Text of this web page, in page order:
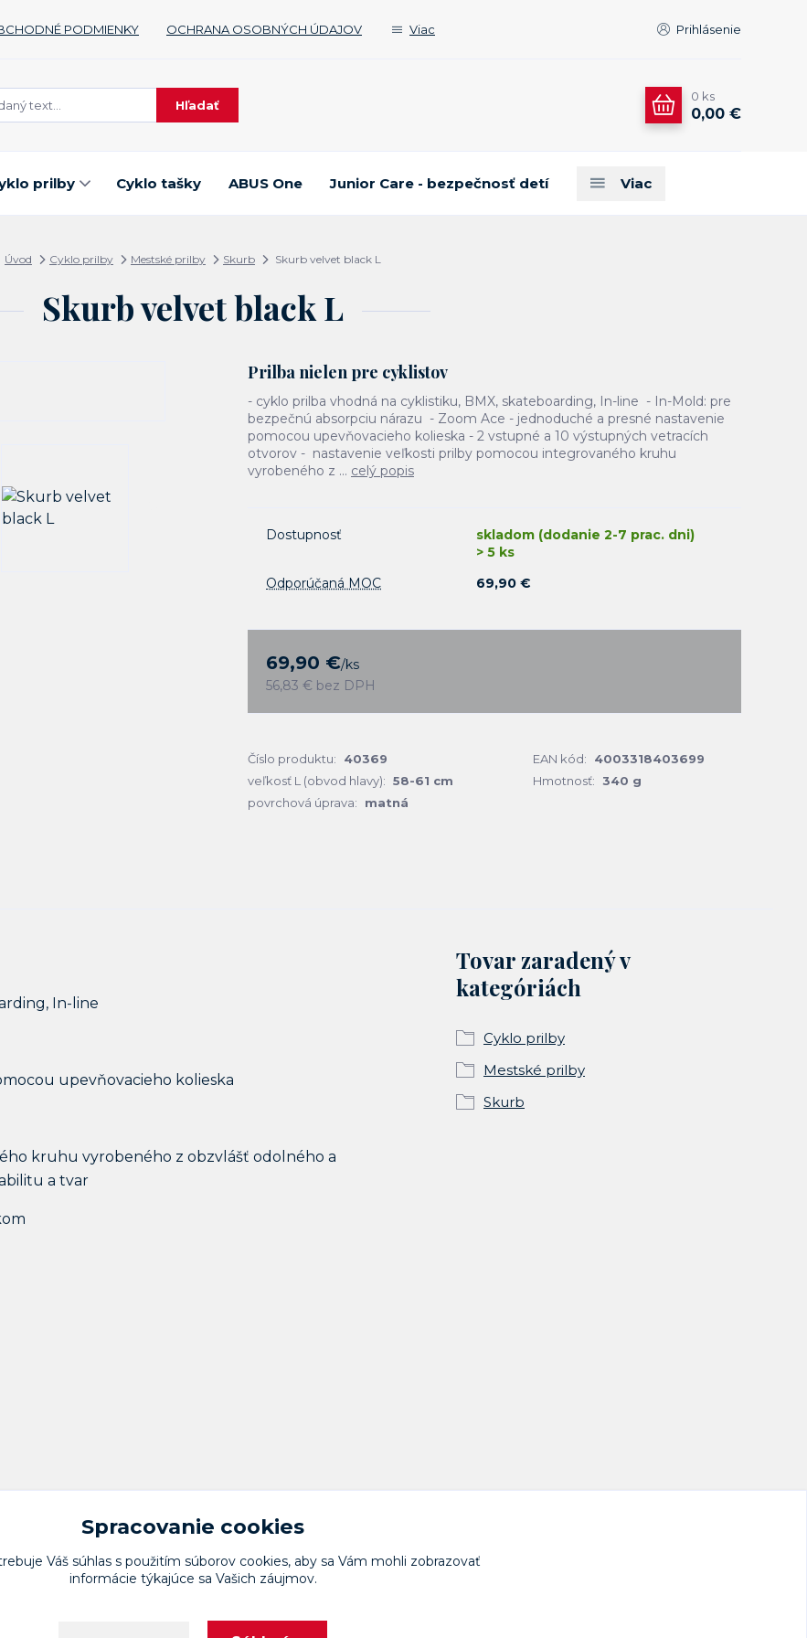
PODMIENKY OCHRANA OSOBNÝCH ÚDAJOV Viac Prihlásenie
Hľadať
0 ks
0,00 €
prilby Cyklo tašky ABUS One Junior Care - bezpečnosť detí Viac
Úvod Cyklo prilby Mestské prilby Skurb Skurb velvet black L
Skurb velvet black L
Prilba nielen pre cyklistov
- cyklo prilba vhodná na cyklistiku, BMX, skateboarding, In-line - In-Mold: pre
bezpečnú absorpciu nárazu - Zoom Ace - jednoduché a presné nastavenie
pomocou upevňovacieho kolieska - 2 vstupné a 10 výstupných vetracích
otvorov - nastavenie veľkosti prilby pomocou integrovaného kruhu
vyrobeného z ... celý popis
Dostupnosť
skladom (dodanie 2-7 prac. dni)
> 5 ks
Odporúčaná MOC
69,90 €
69,90 €/ks
56,83 € bez DPH
Číslo produktu: 40369 EAN kód:
4003318403699
veľkosť L (obvod hlavy): 58-61 cm Hmotnosť:
340 g
povrchová úprava:
matná
In-line
upevňovacieho kolieska
kruhu vyrobeného z obzvlášť odolného a
a tvar
Tovar zaradený v
kategóriách
Cyklo prilby
Mestské prilby
Skurb
Spracovanie cookies
Váš súhlas s použitím súborov cookies, aby sa Vám mohli zobrazovať
informácie týkajúce sa Vašich záujmov.